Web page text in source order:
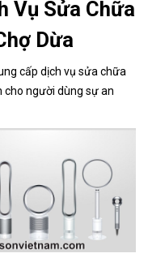
Vụ Sửa Chữa
Dừa
cấp dịch vụ sửa chữa
cho người dùng sự an